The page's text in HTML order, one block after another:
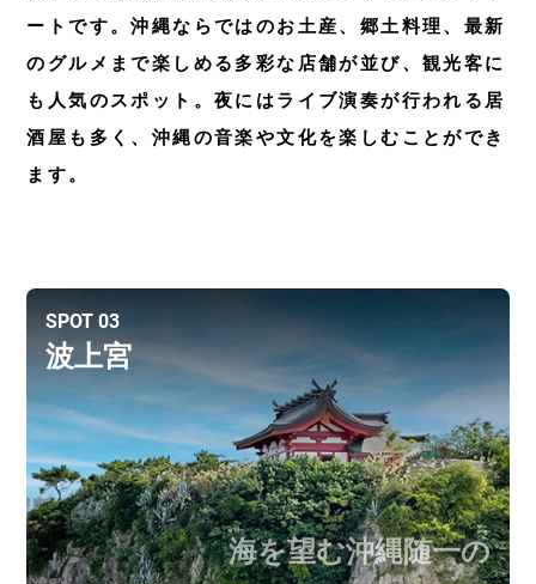
ートです。沖縄ならではのお土産、郷土料理、最新
のグルメまで楽しめる多彩な店舗が並び、観光客に
も人気のスポット。夜にはライブ演奏が行われる居
酒屋も多く、沖縄の音楽や文化を楽しむことができ
ます。
SPOT 03
波上宮
海を望む沖縄随一の